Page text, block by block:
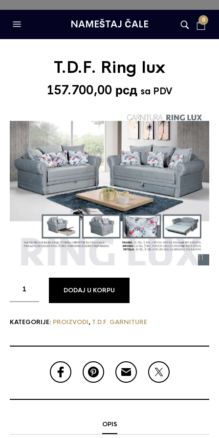
NAMEŠTAJ ČALE 0
T.D.F. Ring lux
157.700,00 рсд sa PDV
DODAJ U KORPU
KATEGORIJE: PROIZVODI, T.D.F. GARNITURE
OPIS